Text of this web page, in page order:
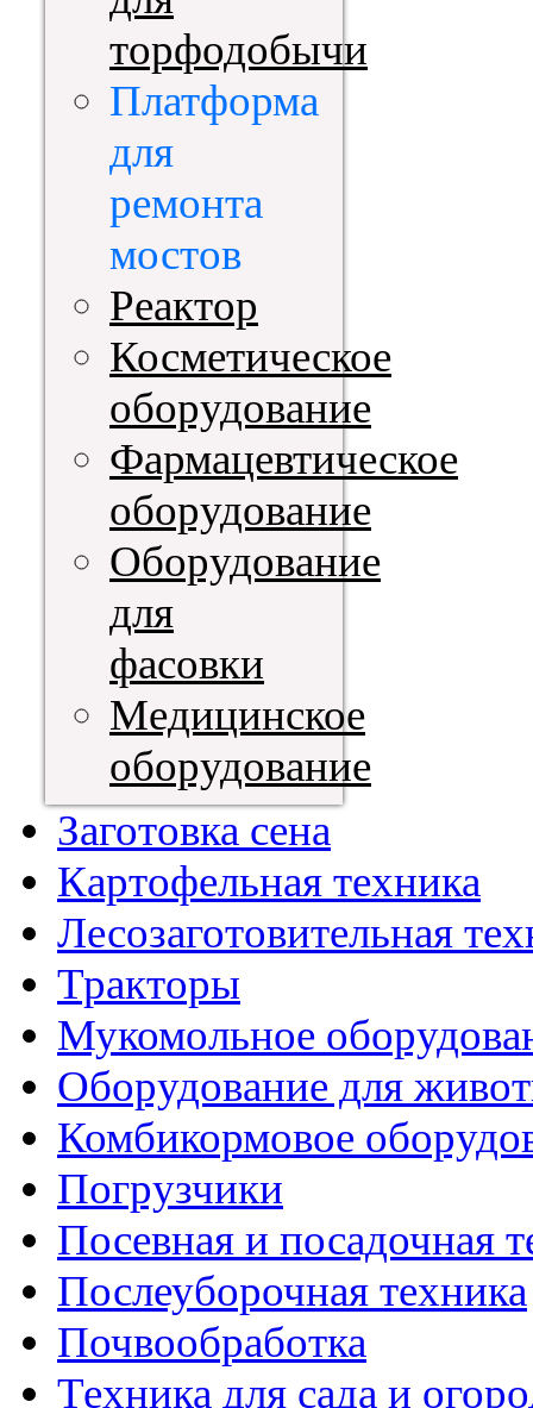
торфодобычи
Платформа
для
ремонта
мостов
Реактор
Косметическое
оборудование
Фармацевтическое
оборудование
Оборудование
для
фасовки
Медицинское
оборудование
Заготовка сена
Картофельная техника
Лесозаготовительная
Тракторы
Мукомольное
Оборудование для
Комбикормовое
Погрузчики
Посевная и посадочная
Послеуборочная техника
Почвообработка
Техника для сада и